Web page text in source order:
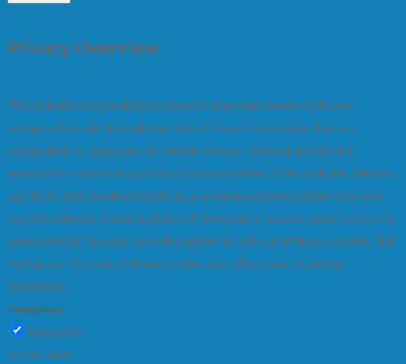
Privacy Overview
This website uses cookies to improve your experience while you
navigate through the website. Out of these, the cookies that are
categorized as necessary are stored on your browser as they are
essential for the working of basic functionalities of the website. We also
use third-party cookies that help us analyze and understand how you
use this website. These cookies will be stored in your browser only with
your consent. You also have the option to opt-out of these cookies. But
opting out of some of these cookies may affect your browsing
experience.
Necessary
Necessary
immer aktiv